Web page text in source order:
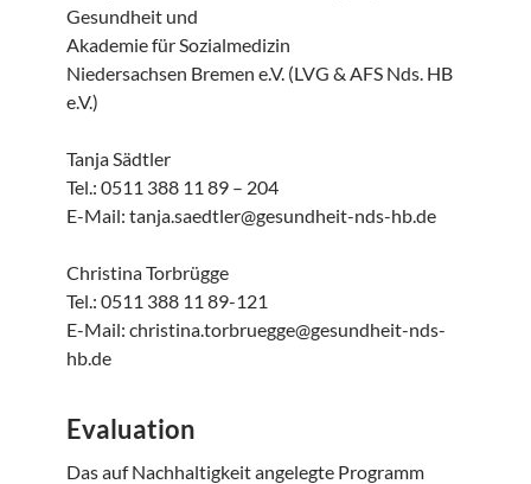
Gesundheit und
Akademie für Sozialmedizin
Niedersachsen Bremen e.V. (LVG & AFS Nds. HB
e.V.)
Tanja Sädtler
Tel.: 0511 388 11 89 – 204
E-Mail: tanja.saedtler@gesundheit-nds-hb.de
Christina Torbrügge
Tel.: 0511 388 11 89-121
E-Mail: christina.torbruegge@gesundheit-nds-
hb.de
Evaluation
Das auf Nachhaltigkeit angelegte Programm